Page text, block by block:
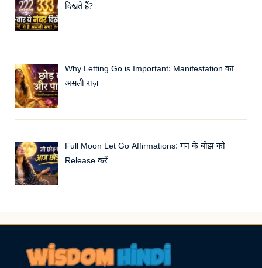
दिखते हैं?
Why Letting Go is Important: Manifestation का
असली राज़
Full Moon Let Go Affirmations: मन के बोझ को
Release करें